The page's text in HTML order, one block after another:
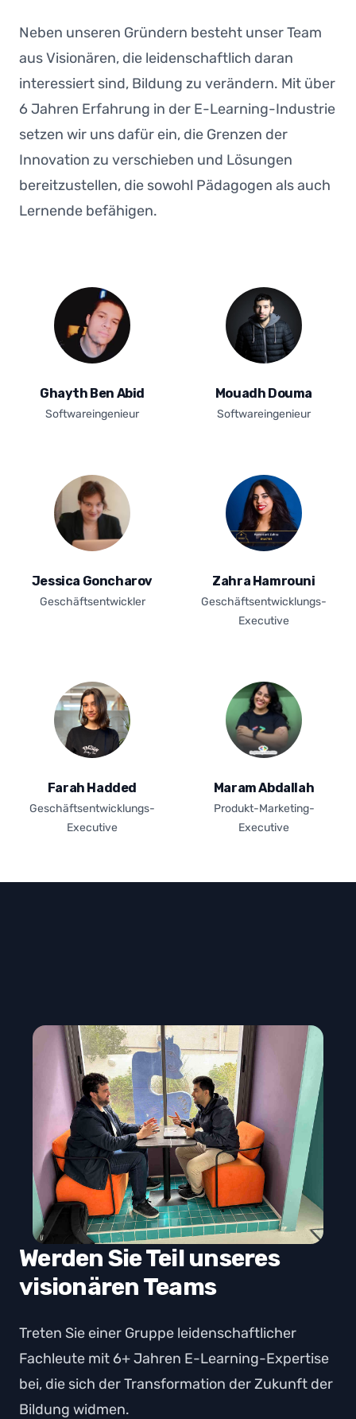
Neben unseren Gründern besteht unser Team
aus Visionären, die leidenschaftlich daran
interessiert sind, Bildung zu verändern. Mit über
6 Jahren Erfahrung in der E-Learning-Industrie
setzen wir uns dafür ein, die Grenzen der
Innovation zu verschieben und Lösungen
bereitzustellen, die sowohl Pädagogen als auch
Lernende befähigen.
Ghayth Ben Abid
Softwareingenieur
Mouadh Douma
Softwareingenieur
Jessica Goncharov
Geschäftsentwickler
Zahra Hamrouni
Geschäftsentwicklungs-
Executive
Farah Hadded
Geschäftsentwicklungs-
Executive
Maram Abdallah
Produkt-Marketing-
Executive
Werden Sie Teil unseres
visionären Teams
Treten Sie einer Gruppe leidenschaftlicher
Fachleute mit 6+ Jahren E-Learning-Expertise
bei, die sich der Transformation der Zukunft der
Bildung widmen.